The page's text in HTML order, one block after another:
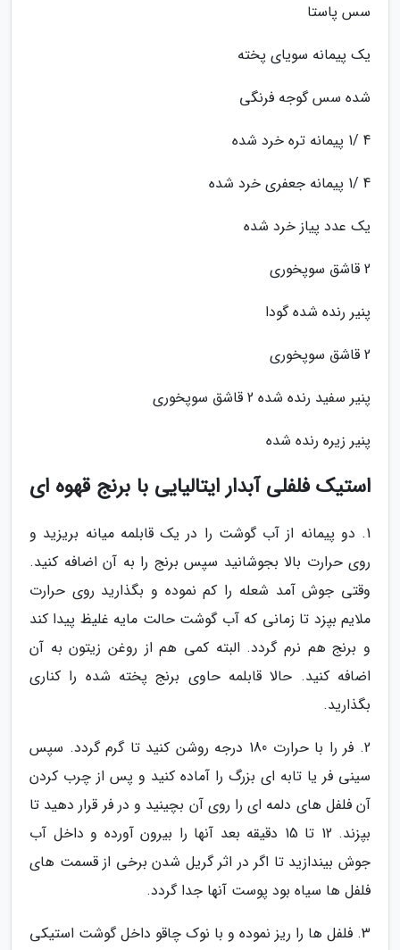
سس پاستا
یک پیمانه سویای پخته
شده سس گوجه فرنگی
4 /1 پیمانه تره خرد شده
4 /1 پیمانه جعفری خرد شده
یک عدد پیاز خرد شده
2 قاشق سوپخوری
پنیر رنده شده گودا
2 قاشق سوپخوری
پنیر سفید رنده شده 2 قاشق سوپخوری
پنیر زیره رنده شده
استیک فلفلی آبدار ایتالیایی با برنج قهوه ای
1. دو پیمانه از آب گوشت را در یک قابلمه میانه بریزید و
روی حرارت بالا بجوشانید سپس برنج را به آن اضافه کنید.
وقتی جوش آمد شعله را کم نموده و بگذارید روی حرارت
ملایم بپزد تا زمانی که آب گوشت حالت مایه غلیظ پیدا کند
و برنج هم نرم گردد. البته کمی هم از روغن زیتون به آن
اضافه کنید. حالا قابلمه حاوی برنج پخته شده را کناری
بگذارید.
2. فر را با حرارت 180 درجه روشن کنید تا گرم گردد. سپس
سینی فر یا تابه ای بزرگ را آماده کنید و پس از چرب کردن
آن فلفل های دلمه ای را روی آن بچینید و در فر قرار دهید تا
بپزند. 12 تا 15 دقیقه بعد آنها را بیرون آورده و داخل آب
جوش بیندازید تا اگر در اثر گریل شدن برخی از قسمت های
فلفل ها سیاه بود پوست آنها جدا گردد.
3. فلفل ها را ریز نموده و با نوک چاقو داخل گوشت استیکی